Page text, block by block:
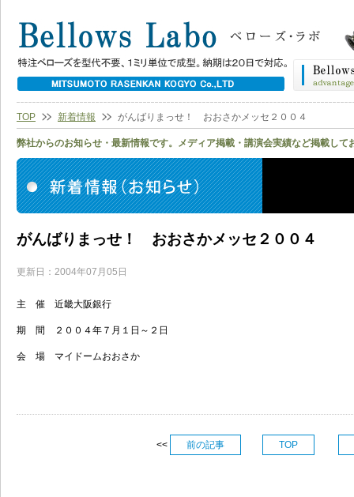
TOP 新着情報 がんばりまっせ！ おおさかメッセ２００４
弊社からのお知らせ・最新情報です。メディア掲載・講演会実績など掲載して
がんばりまっせ！ おおさかメッセ２００４
更新日：2004年07月05日
主 催 近畿大阪銀行
期 間 ２００４年７月１日～２日
会 場 マイドームおおさか
<< 前の記事 TOP